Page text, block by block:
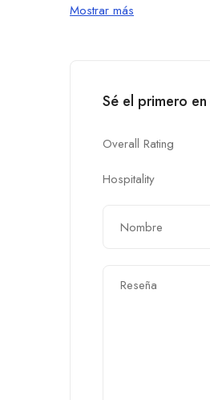
Mostrar más
Sé el primero
Overall Rating
Hospitality